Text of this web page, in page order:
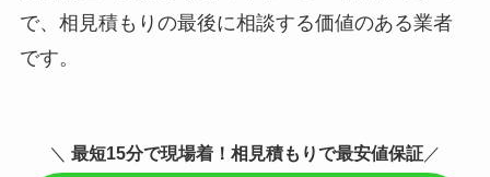
で、相見積もりの最後に相談する価値のある業者
です。
＼ 最短15分で現場着 ！相見積もりで最安値保証 ／